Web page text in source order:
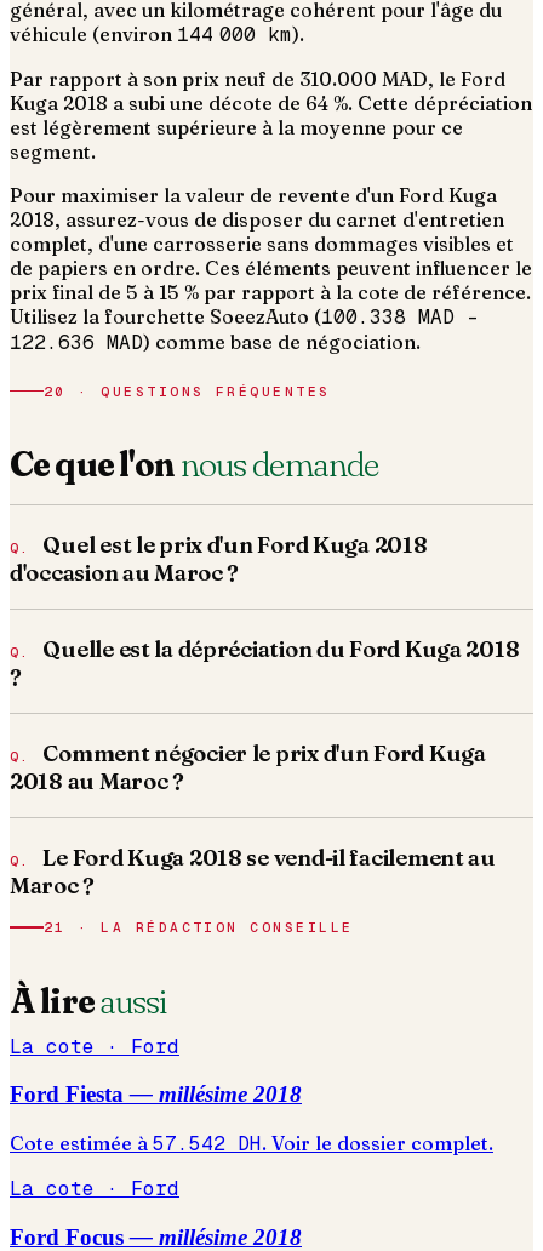
général, avec un kilométrage cohérent pour l'âge du
véhicule (environ 144 000 km).
Par rapport à son prix neuf de 310.000 MAD, le Ford
Kuga 2018 a subi une décote de 64 %. Cette dépréciation
est légèrement supérieure à la moyenne pour ce
segment.
Pour maximiser la valeur de revente d'un Ford Kuga
2018, assurez-vous de disposer du carnet d'entretien
complet, d'une carrosserie sans dommages visibles et
de papiers en ordre. Ces éléments peuvent influencer le
prix final de 5 à 15 % par rapport à la cote de référence.
Utilisez la fourchette SoeezAuto (100.338 MAD –
122.636 MAD) comme base de négociation.
20 · QUESTIONS FRÉQUENTES
Ce que l'onnous demande
Quel est le prix d'un Ford Kuga 2018
d'occasion au Maroc ?
Quelle est la dépréciation du Ford Kuga 2018
?
Comment négocier le prix d'un Ford Kuga
2018 au Maroc ?
Le Ford Kuga 2018 se vend-il facilement au
Maroc ?
21 · LA RÉDACTION CONSEILLE
À lireaussi
La cote · Ford
Ford Fiesta — millésime2018
Cote estimée à 57.542 DH. Voir le dossier complet.
La cote · Ford
Ford Focus — millésime 2018